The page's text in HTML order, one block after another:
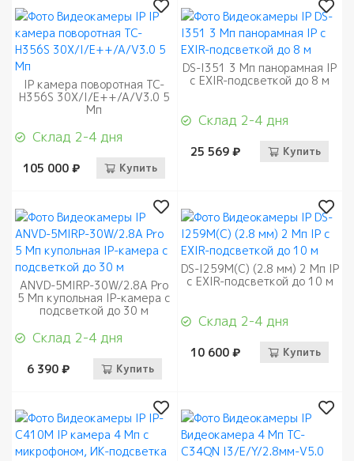
IP камера поворотная TC-
H356S 30X/I/E++/A/V3.0 5
Мп
Склад 2-4 дня
105 000 ₽ Купить
DS-I351 3 Мп панорамная IP
с EXIR-подсветкой до 8 м
Склад 2-4 дня
25 569 ₽ Купить
ANVD-5MIRP-30W/2.8A Pro
5 Мп купольная IP-камера с
подсветкой до 30 м
Склад 2-4 дня
6 390 ₽ Купить
DS-I259M(C) (2.8 мм) 2 Мп IP
с EXIR-подсветкой до 10 м
Склад 2-4 дня
10 600 ₽ Купить